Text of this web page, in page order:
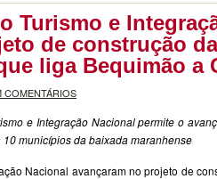
Turismo e
de construção
liga Bequimão a
COMENTÁRIOS
e Integração Nacional permite o
municípios da baixada maranhense
Nacional avançaram no projeto de